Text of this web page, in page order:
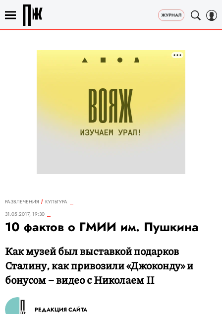
РАЗВЛЕЧЕНИЯ
КУЛЬТУРА
31.05.2017, 19:30
10 фактов о ГМИИ им. Пушкина
Как музей был выставкой подарков
Сталину, как привозили «Джоконду» и
бонусом – видео с Николаем II
РЕДАКЦИЯ САЙТА